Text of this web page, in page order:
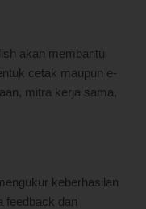
akan membantu
cetak maupun e-
mitra kerja sama,
keberhasilan
feedback dan